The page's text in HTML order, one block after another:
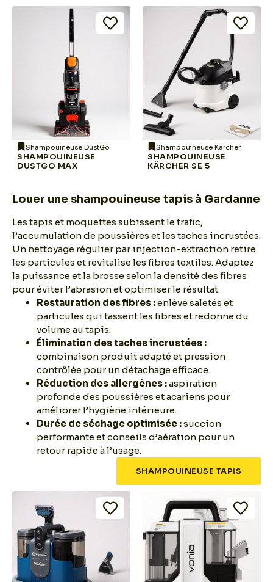
Shampouineuse DustGo
SHAMPOUINEUSE
DUSTGO MAX
Shampouineuse Kärcher
SHAMPOUINEUSE
KÄRCHER SE 5
Louer une shampouineuse tapis à Gardanne
Les tapis et moquettes subissent le trafic,
l’accumulation de poussières et les taches incrustées.
Un nettoyage régulier par injection-extraction retire
les particules et revitalise les fibres textiles. Adaptez
la puissance et la brosse selon la densité des fibres
pour éviter l’abrasion et optimiser le résultat.
Restauration des fibres :enlève saletés et
particules qui tassent les fibres et redonne du
volume au tapis.
Élimination des taches incrustées :
combinaison produit adapté et pression
contrôlée pour un détachage efficace.
Réduction des allergènes :aspiration
profonde des poussières et acariens pour
améliorer l’hygiène intérieure.
Durée de séchage optimisée :succion
performante et conseils d’aération pour un
retour rapide à l’usage.
SHAMPOUINEUSE TAPIS